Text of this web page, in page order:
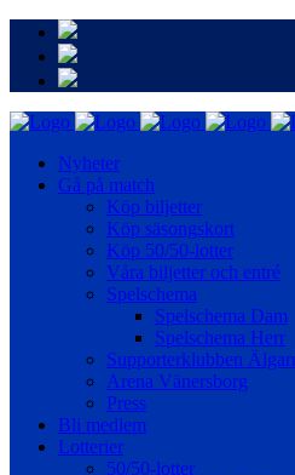
Nyheter
Gå på match
Köp biljetter
Köp säsongskort
Köp 50/50-lotter
Våra biljetter och entré
Spelschema
Spelschema Dam
Spelschema Herr
Supporterklubben
Arena Vänersborg
Press
Bli medlem
Lotterier
50/50-lotter